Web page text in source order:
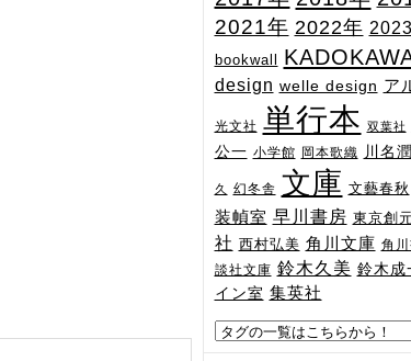
2021年 2022年
bookwall
design welle design ア
光文社 単行本 双葉社
公一 小学館 岡本歌織 川名潤
久 幻冬舎 文庫 文藝春秋
装幀室 早川書房 東京創
社 西村弘美 角川文庫 角
談社文庫 鈴木久美 鈴木成
イン室 集英社